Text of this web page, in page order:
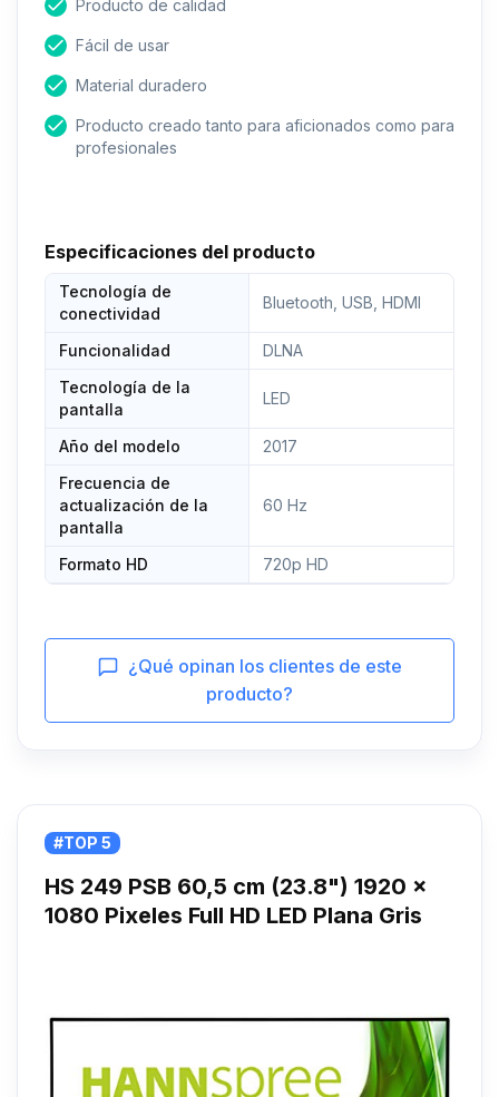
Producto de calidad
Fácil de usar
Material duradero
Producto creado tanto para aficionados como para
profesionales
Especificaciones del producto
Tecnología de
conectividad
Bluetooth, USB, HDMI
Funcionalidad
DLNA
Tecnología de la
pantalla
LED
Año del modelo
2017
Frecuencia de
actualización de la
pantalla
60 Hz
Formato HD 720p HD
¿Qué opinan los clientes de este
producto?
#TOP 5
HS 249 PSB 60,5 cm (23.8") 1920 x
1080 Pixeles Full HD LED Plana Gris